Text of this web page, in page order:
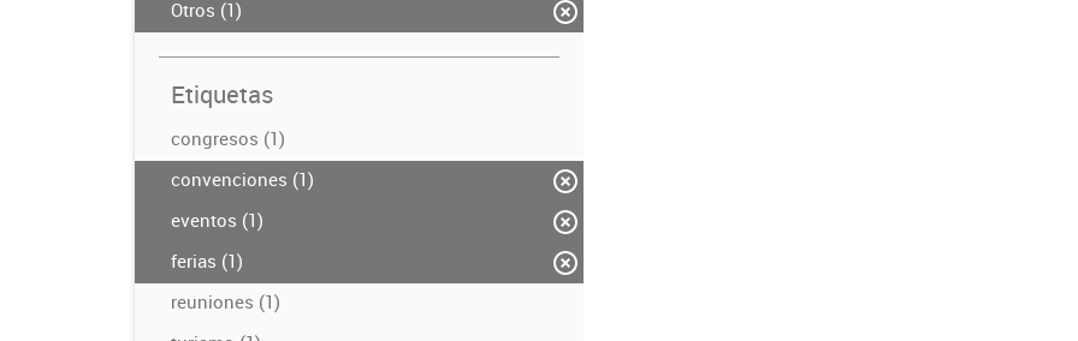
Otros (1)
Etiquetas
congresos (1)
convenciones (1)
eventos (1)
ferias (1)
reuniones (1)